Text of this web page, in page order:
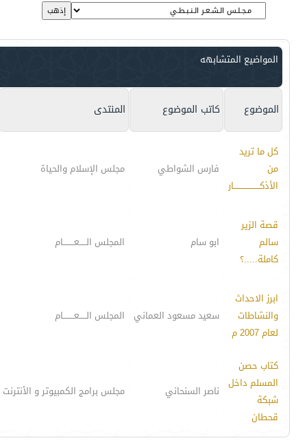
المواضيع المتشابهه
الموضوع كاتب الموضوع المنتدى
كل ما تريد
من
الأذكـــــــــــــــــــار
فارس الشواطي مجلس الإسلام والحياة
قصة الزير
سالم
كاملة.....؟
ابو سام المجلس الـــــعــــــــام
ابرز الاحداث
والنشاطات
لعام 2007 م
سعيد مسعود العماني المجلس الـــــعــــــــام
كتاب حصن
المسلم داخل
شبكة
قحطان
ناصر السنحاني مجلس برامج الكمبيوتر و الأنترنت